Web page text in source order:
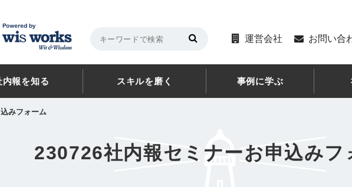
運営会社 お問い合
内報を知る スキルを磨く 事例に学ぶ
みフォーム
230726社内報セミナーお申込みフ